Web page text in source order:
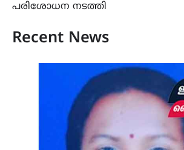
പരിശോധന നടത്തി
Recent News